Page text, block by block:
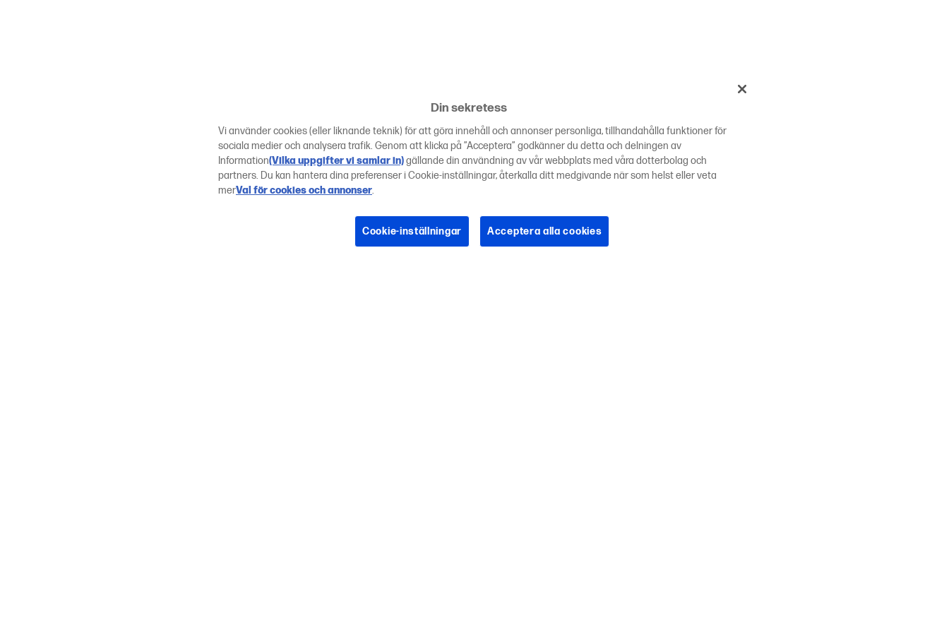
Din sekretess
Vi använder cookies (eller liknande teknik) för att göra innehåll och annonser personliga, tillhandahålla funktioner för
sociala medier och analysera trafik. Genom att klicka på ”Acceptera” godkänner du detta och delningen av
Information(Vilka uppgifter vi samlar in)gällande din användning av vår webbplats med våra dotterbolag och
partners. Du kan hantera dina preferenser i Cookie-inställningar, återkalla ditt medgivande när som helst eller veta
merVal för cookies och annonser.
Cookie-inställningar Acceptera alla cookies